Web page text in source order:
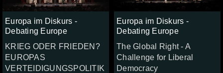
Europa im Diskurs -
Debating Europe
KRIEG ODER FRIEDEN?
EUROPAS
VERTEIDIGUNGSPOLITIK
Europa im Diskurs -
Debating Europe
The Global Right - A
Challenge for Liberal
Democracy